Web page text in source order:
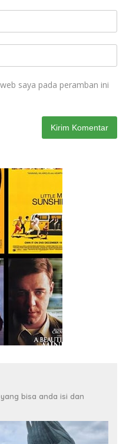
saya pada peramban ini
bisa anda isi dan